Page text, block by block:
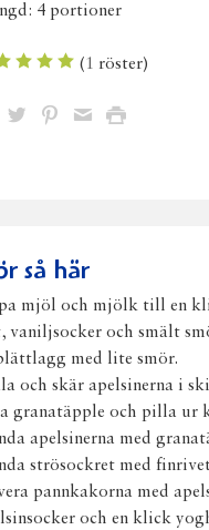
4 portioner
(1 röster)
Dela Dela Dela DelaSkriv
så här
mjöl och mjölk till en
vaniljsocker och smält
med lite smör.
och skär apelsinerna i
granatäpple och pilla ur
apelsinerna med
strösockret med
pannkakorna med
och en klick